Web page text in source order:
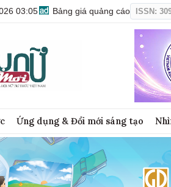
03:05 Bảng giá quảng cáo ISSN:
Ứng dụng & Đổi mới sáng tạo